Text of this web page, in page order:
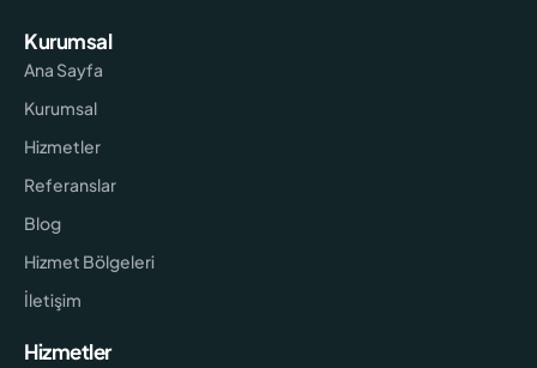
Kurumsal
Ana Sayfa
Kurumsal
Hizmetler
Referanslar
Blog
Hizmet Bölgeleri
İletişim
Hizmetler